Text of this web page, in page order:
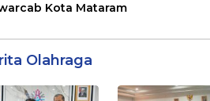
Kota Mataram
Olahraga